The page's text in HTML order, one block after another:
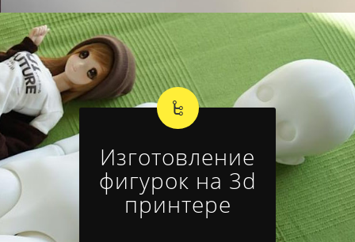
Изготовление
фигурок на 3d
принтере